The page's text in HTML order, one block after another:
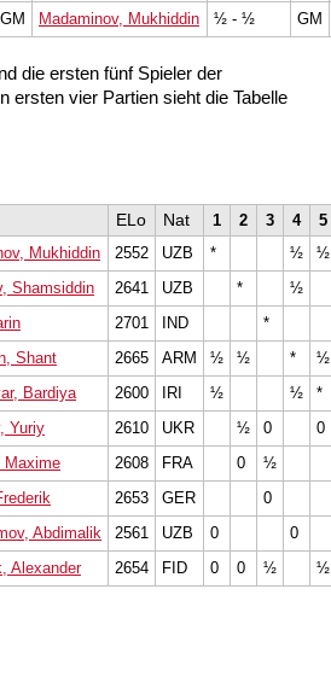
GM Madaminov, Mukhiddin ½ - ½ GM
die ersten fünf Spieler der
ersten vier Partien sieht die Tabelle
ELo Nat 1 2 3 4
5
Mukhiddin 2552 UZB * ½
½
Shamsiddin 2641 UZB *
½
2701 IND
*
Shant 2665 ARM ½ ½ *
½
Bardiya 2600 IRI ½ ½
*
Yuriy 2610 UKR ½ 0
0
Maxime 2608 FRA 0
½
2653 GER
0
Abdimalik 2561 UZB 0
0
Alexander 2654 FID 0 0 ½ ½